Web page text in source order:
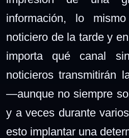
información, lo
noticiero de la tarde y
importa qué canal
noticieros transmitirán
—aunque no siempre
y a veces durante
esto implantar una